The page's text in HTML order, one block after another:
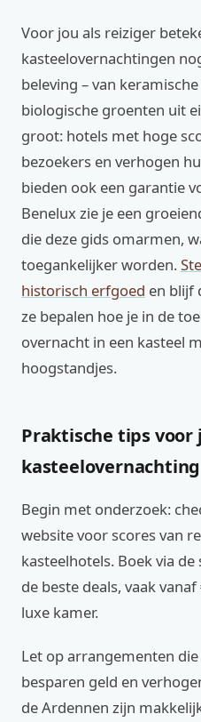
Voor jou als reiziger
kasteelovernachtingen
beleving – van
biologische groenten uit
groot: hotels met hoge
bezoekers en verhogen
bieden ook een garantie
Benelux zie je een
die deze gids omarmen,
toegankelijker worden.
historisch erfgoed en blijf
ze bepalen hoe je in de
overnacht in een kasteel
hoogstandjes.
Praktische tips voor
Begin met onderzoek:
website voor scores van
kasteelhotels. Boek via
de beste deals, vaak
luxe kamer.
Let op arrangementen
besparen geld en
de Ardennen zijn